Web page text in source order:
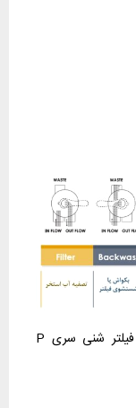
شیر چندراهه ایمکس مدل MPV01 مناسب فیلتر شنی سری P